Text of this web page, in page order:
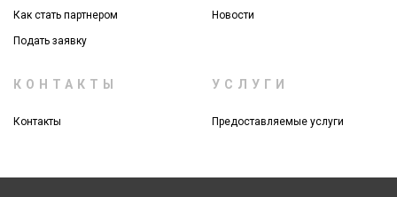
Как стать партнером
Подать заявку
Новости
КОНТАКТЫ
Контакты
УСЛУГИ
Предоставляемые услуги